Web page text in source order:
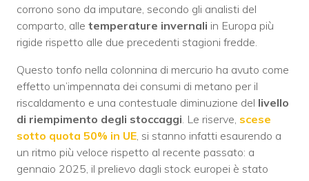
corrono sono da imputare, secondo gli analisti del
comparto, alle temperature invernali in Europa più
rigide rispetto alle due precedenti stagioni fredde.
Questo tonfo nella colonnina di mercurio ha avuto come
effetto un’impennata dei consumi di metano per il
riscaldamento e una contestuale diminuzione del livello
di riempimento degli stoccaggi . Le riserve, scese
sotto quota 50% in UE , si stanno infatti esaurendo a
un ritmo più veloce rispetto al recente passato: a
gennaio 2025, il prelievo dagli stock europei è stato